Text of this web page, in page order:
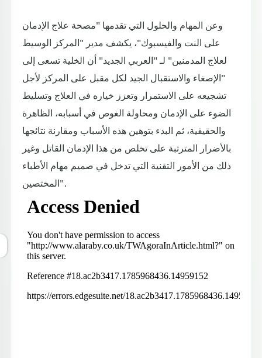
وعن المهام والحلول التي تقدمها "مصحة علاج الإدمان
على النت والفيسبوك"، يكشف مدير "المركز الوسيط
لعلاج المدمنين" لـ "العربي الجديد" أن الخلية تسعى إلى
"الإصغاء والاستقبال الجيد لكل مقبل على المركز لأجل
تشجيعه على الاستمرار وتعزز خياره في العلاج وتسليط
الضوء على الإدمان ومحاولة الغوص في أسبابه، الظاهرة
والحقيقية، ثم البدء بتوهين هذه الأسباب ومقارنة نتائجها
بالأضرار المترتبة على تخلص من هذا الإدمان القاتل وغير
ذلك من الأمور التقنية التي تدخل في صميم مهام الأطباء
المختصين".